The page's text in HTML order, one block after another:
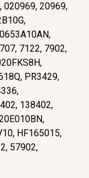
020969, 20969,
7122, 7902,
PR3429,
138402,
HF165015,
57902,